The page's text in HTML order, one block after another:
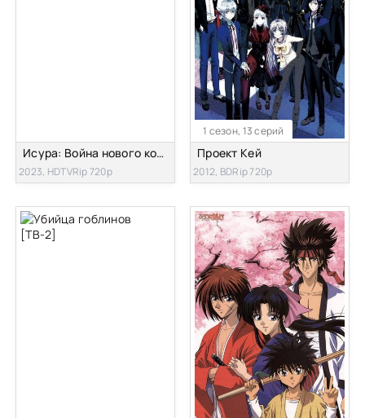
Исура: Война нового короля демонов
2023, HDTVRip 720p
1 сезон, 13 серий
Проект Кей
2012, BDRip 720p